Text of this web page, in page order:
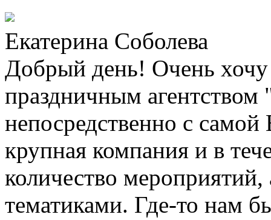
Екатерина Соболева
Добрый день! Очень
праздничным
непосредственно с
крупная компания и в
количество
тематиками. Где-то нам